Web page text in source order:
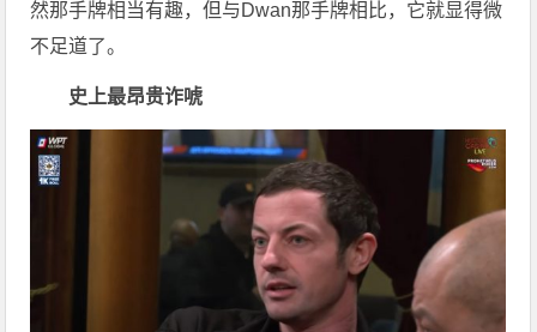
然那手牌相当有趣，但与Dwan那手牌相比，它就显得微
不足道了。
史上最昂贵诈唬